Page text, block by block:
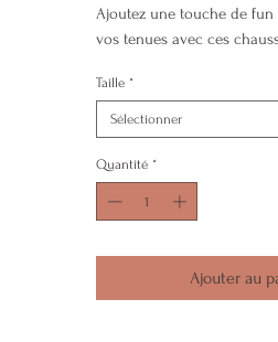
Ajoutez une touche de fun
vos tenues avec ces
Couleur : beige/ rouge /
Inscription : AMOUREUSE♥️
Composition : 55 % coton,
% fil métallique, 2 %
Retrouvez-nous sur
📸 Facebook & Instagram
💖 Idée cadeaux parfaite
Taille *
Sélectionner
Quantité *
Ajouter au